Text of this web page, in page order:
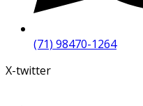
(71) 98470-1264
X-twitter